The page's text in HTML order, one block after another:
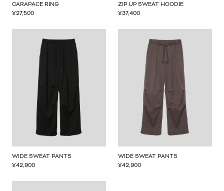
CARAPACE RING
¥27,500
ZIP UP SWEAT HOODIE
¥37,400
WIDE SWEAT PANTS
¥42,900
WIDE SWEAT PANTS
¥42,900